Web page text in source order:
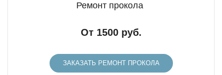
Ремонт прокола
От 1500 руб.
ЗАКАЗАТЬ РЕМОНТ ПРОКОЛА